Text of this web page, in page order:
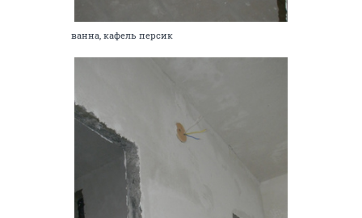
ванна, кафель персик